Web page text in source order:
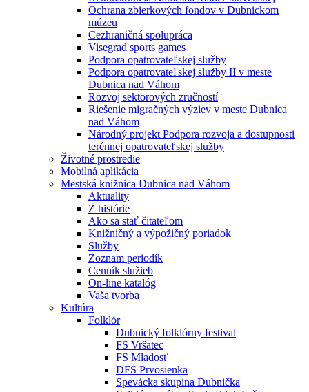
Ochrana zbierkových fondov v Dubnickom
múzeu
Cezhraničná spolupráca
Visegrad sports games
Podpora opatrovateľskej služby
Podpora opatrovateľskej služby II v meste
Dubnica nad Váhom
Rozvoj sektorových zručností
Riešenie migračných výziev v meste Dubnica
nad Váhom
Národný projekt Podpora rozvoja a dostupnosti
terénnej opatrovateľskej služby
Životné prostredie
Mobilná aplikácia
Mestská knižnica Dubnica nad Váhom
Aktuality
Z histórie
Ako sa stať čitateľom
Knižničný a výpožičný poriadok
Služby
Zoznam periodík
Cenník služieb
On-line katalóg
Vaša tvorba
Kultúra
Folklór
Dubnický folklórny festival
FS Vršatec
FS Mladosť
DFS Prvosienka
Spevácka skupina Dubnička